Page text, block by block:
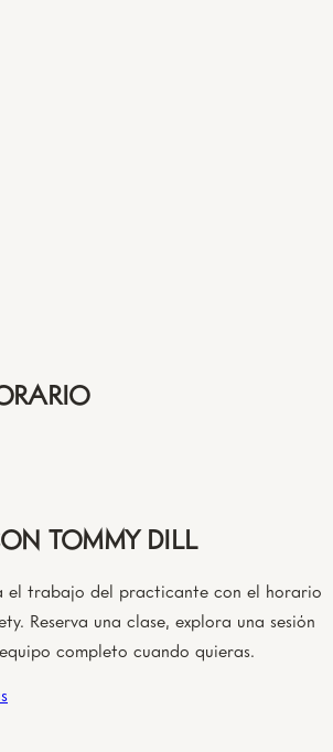
TOMMY DILL
el trabajo del practicante con el horario
Reserva una clase, explora una sesión
completo cuando quieras.